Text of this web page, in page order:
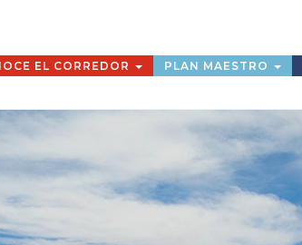
EL CORREDOR PLAN MAESTRO